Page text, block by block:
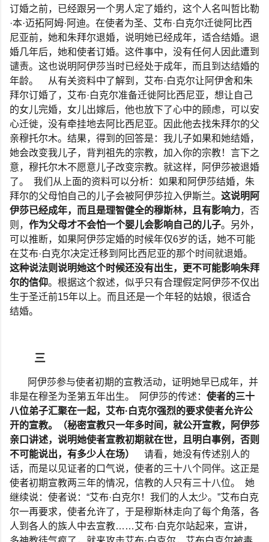
订婚之前，已经跟另一个男人定了婚约，这个人名叫哲比勒
·本·迈拓阿姆· 阿迪。在使者为圣、艾布·白克尔迁徙阿比西
尼亚前，她和朱拜尔退婚，说明她已经成年，适合结婚。退
婚几年后，她和使者订婚。这件事中，没有任何人因此遭到
谴责。这也说明阿伊莎当时已经处于成年，而且到达结婚的
年龄。
从有关资料中了解到，艾布·白克尔让阿伊舍和朱
拜尔订婚了，艾布·白克尔准备迁徙阿比西尼亚，想让自己
的女儿完婚，女儿出嫁后，他也放下了心中的顾虑，可以安
心迁徙，没有牵挂地去阿比西尼亚。因此他去找朱拜尔的父
亲穆托尔木。结果，得到的回答是：我儿子如果和她结婚，
她会改变我儿子，背判祖先的宗教，加入你的宗教！言下之
意，穆托尔木不愿意儿子改变宗教。就这样，阿伊莎被退婚
了。
我们从上面的资料可以分析：如果和阿伊莎结婚，朱
拜尔的父母怕自己的儿子会被阿伊莎拉入伊斯兰。 这说明阿
伊莎已经成年，而且是理智健全的穆斯林，且有影响力，否
则， 作为父母才不会怕一个婴儿会影响自己的儿子。另外，
可以推断，如果阿伊莎定婚的时候年仅6岁的话，她不可能
在艾布·白克尔决定迁移到阿比西尼亚的那个时间就退婚。
这种说法则说明她这个时候还没有出生，更不可能影响朱拜
尔的信仰。根据这个叙述，似乎只有合理假定阿伊莎不仅出
生于圣迁前15年以上。而且还是一个年轻的姑娘，很适合
结婚。
三
阿伊莎参与使者初期的宣教活动，证明她早已成年，并
非是在穆圣为圣第五年出生。
阿伊莎的传述： 使者的三十
八位弟子汇聚在一起，艾布·白克尔强烈的要求使者允许公
开的宣教。（秘密宣教只一年多时间，就公开宣教，阿伊莎
亲口讲述，说明她使者宣教初期就在世，且明白事例，否则
不可能说出，有多少人在场）
请看，她没有传述别人的
话，而是以见证者的口气说，使者的三十八个同伴。这正是
使者初期宣教两三年的情况，信教的人只有三十八位。
她
继续说：使者说： “艾布·白克尔！我们的人太少。 ”艾布白克
尔一再要求，使者允许了，于是穆斯林走向了每个角落，各
人到各人的族人中去宣教……艾布·白克尔站起来，宣讲，